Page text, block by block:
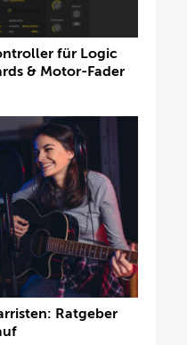
für Logic
& Motor-Fader
Ratgeber